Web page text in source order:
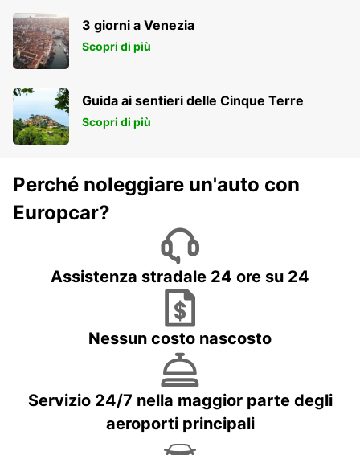
3 giorni a Venezia
Scopri di più
Guida ai sentieri delle Cinque Terre
Scopri di più
Perché noleggiare un'auto con
Europcar?
Assistenza stradale 24 ore su 24
Nessun costo nascosto
Servizio 24/7 nella maggior parte degli
aeroporti principali